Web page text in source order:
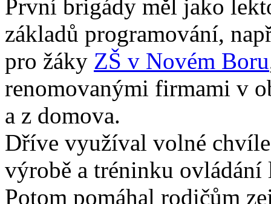
První brigády měl jako
základů programování,
pro žáky ZŠ v Novém Boru
renomovanými firmami v
a z domova.
Dříve využíval volné
výrobě a tréninku ovládání
Potom pomáhal rodičům